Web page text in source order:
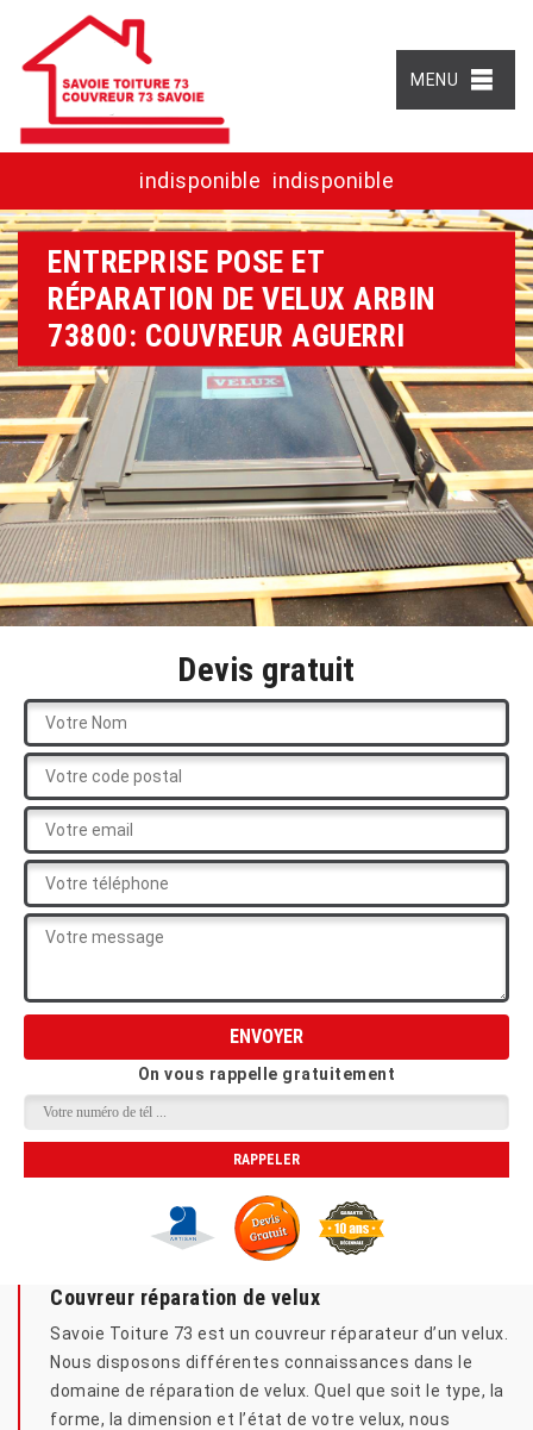
MENU
indisponible indisponible
ENTREPRISE POSE ET
RÉPARATION DE VELUX ARBIN
73800: COUVREUR AGUERRI
Devis gratuit
On vous rappelle gratuitement
Couvreur réparation de velux
Savoie Toiture 73 est un couvreur réparateur d’un velux.
Nous disposons différentes connaissances dans le
domaine de réparation de velux. Quel que soit le type, la
forme, la dimension et l’état de votre velux, nous